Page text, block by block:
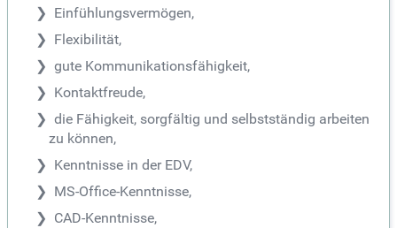
Einfühlungsvermögen,
Flexibilität,
gute Kommunikationsfähigkeit,
Kontaktfreude,
die Fähigkeit, sorgfältig und selbstständig arbeiten
zu können,
Kenntnisse in der EDV,
MS-Office-Kenntnisse,
CAD-Kenntnisse,